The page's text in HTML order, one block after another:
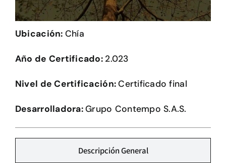
Herramientas
Credenciales
Ubicación: Chía
Año de Certificado: 2.023
Nivel de Certificación:Certificado final
Desarrolladora:Grupo Contempo S.A.S.
Descripción General